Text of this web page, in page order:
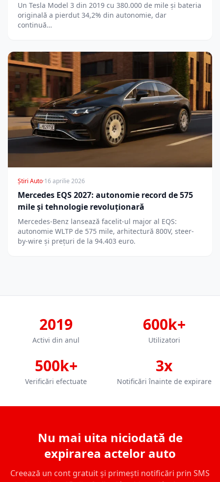
Un Tesla Model 3 din 2019 cu 380.000 de mile și bateria
originală a pierdut 34,2% din autonomie, dar
continuă…
Știri Auto·16 aprilie 2026
Mercedes EQS 2027: autonomie record de 575
mile și tehnologie revoluționară
Mercedes-Benz lansează facelit-ul major al EQS:
autonomie WLTP de 575 mile, arhitectură 800V, steer-
by-wire și prețuri de la 94.403 euro.
2019
Activi din anul
600k+
Utilizatori
500k+
Verificări efectuate
3x
Notificări înainte de expirare
Nu mai uita niciodată de
expirarea actelor auto
Creează un cont gratuit și primești notificări prin SMS